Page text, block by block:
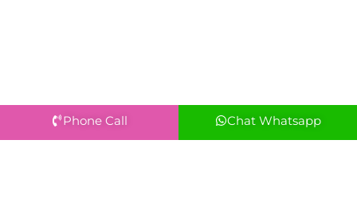
Phone Call Chat Whatsapp